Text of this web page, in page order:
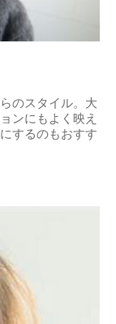
のスタイル。大
ンにもよく映え
するのもおすす